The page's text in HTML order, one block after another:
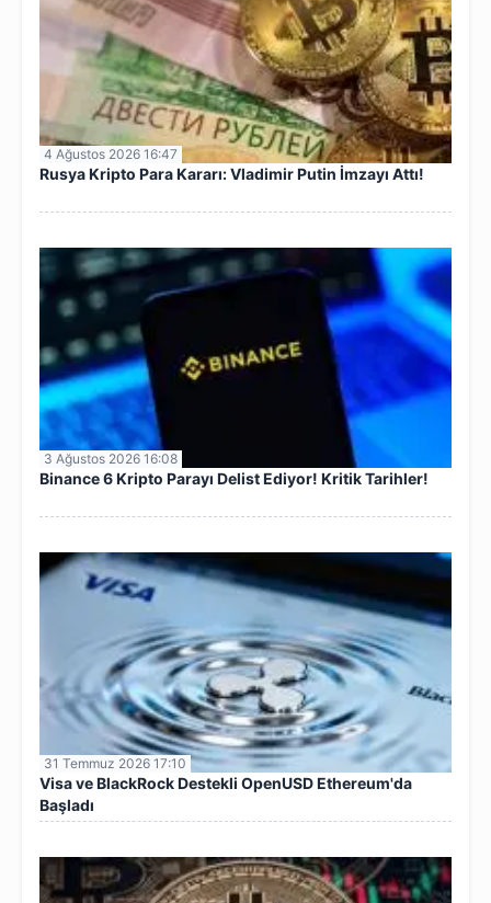
4 Ağustos 2026 16:47
Rusya Kripto Para Kararı: Vladimir Putin İmzayı Attı!
3 Ağustos 2026 16:08
Binance 6 Kripto Parayı Delist Ediyor! Kritik Tarihler!
31 Temmuz 2026 17:10
Visa ve BlackRock Destekli OpenUSD Ethereum'da
Başladı